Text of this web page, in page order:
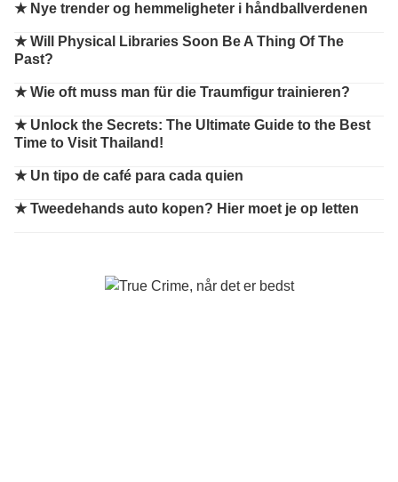
★ Nye trender og hemmeligheter i håndballverdenen
★Will Physical Libraries Soon Be A Thing Of The
Past?
★Wie oft muss man für die Traumfigur trainieren?
★ Unlock the Secrets: The Ultimate Guide to the Best
Time to Visit Thailand!
★ Un tipo de café para cada quien
★Tweedehands auto kopen? Hier moet je op letten